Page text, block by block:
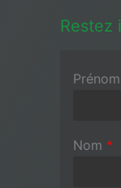
Restez
Prénom
Nom *